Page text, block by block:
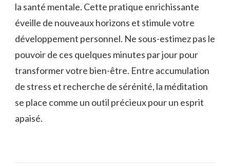
la santé mentale. Cette pratique enrichissante
éveille de nouveaux horizons et stimule votre
développement personnel. Ne sous-estimez pas le
pouvoir de ces quelques minutes par jour pour
transformer votre bien-être. Entre accumulation
de stress et recherche de sérénité, la méditation
se place comme un outil précieux pour un esprit
apaisé.